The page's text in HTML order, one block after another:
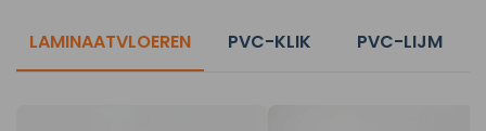
LAMINAATVLOEREN PVC-KLIK PVC-LIJM